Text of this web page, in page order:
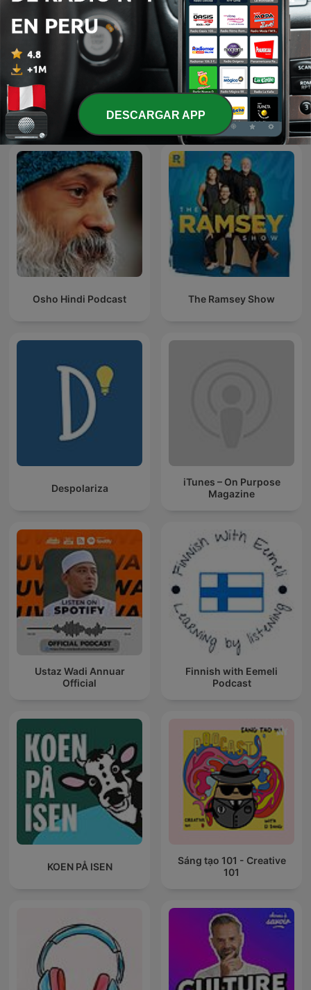
y喵小咪y Inglês Instrumental
Más podcasts internacionales de
Educación
Osho Hindi Podcast The Ramsey Show
Despolariza
iTunes – On Purpose
Magazine
Ustaz Wadi Annuar
Official
Finnish with Eemeli
Podcast
KOEN PÅ ISEN
Sáng tạo 101 - Creative
101
DESCARGAR APP